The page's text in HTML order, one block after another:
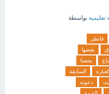
تعليمية بواسطة
فانظر
بعضها
بعضنا
العبارة
السابقة
دعوته